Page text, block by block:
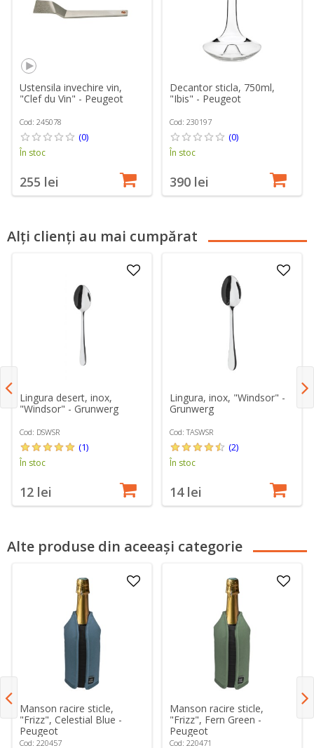
Ustensila invechire vin,
"Clef du Vin" - Peugeot
Cod: 245078
(0)
În stoc
255 lei
Decantor sticla, 750ml,
"Ibis" - Peugeot
Cod: 230197
(0)
În stoc
390 lei
Alți clienți au mai cumpărat
Lingura desert, inox,
"Windsor" - Grunwerg
Cod: DSWSR
(1)
În stoc
12 lei
Lingura, inox, "Windsor" -
Grunwerg
Cod: TASWSR
(2)
În stoc
14 lei
Alte produse din aceeași categorie
Manson racire sticle,
"Frizz", Celestial Blue -
Peugeot
Cod: 220457
Manson racire sticle,
"Frizz", Fern Green -
Peugeot
Cod: 220471